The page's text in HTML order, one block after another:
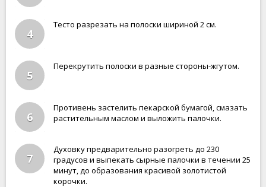
4
Тесто разрезать на полоски шириной 2 см.
5
Перекрутить полоски в разные стороны-жгутом.
6
Противень застелить пекарской бумагой, смазать
растительным маслом и выложить палочки.
7
Духовку предварительно разогреть до 230
градусов и выпекать сырные палочки в течении 25
минут, до образования красивой золотистой
корочки.